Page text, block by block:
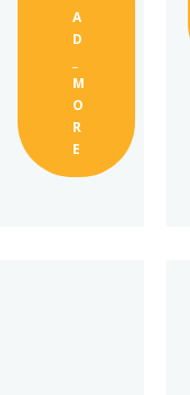
A
D
M
O
R
E